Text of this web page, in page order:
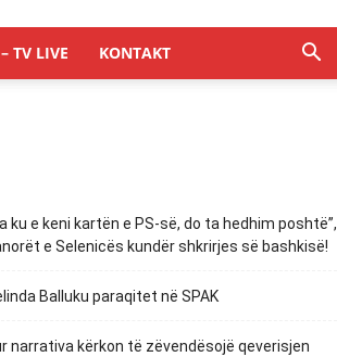
TV LIVE KONTAKT
ku e keni kartën e PS-së, do ta hedhim poshtë”,
e Selenicës kundër shkrirjes së bashkisë!
Balluku paraqitet në SPAK
narrativa kërkon të zëvendësojë qeverisjen